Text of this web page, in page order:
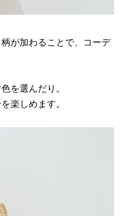
が加わることで、コーデ
を選んだり。
楽しめます。